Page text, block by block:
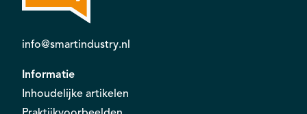
info@smartindustry.nl
Informatie
Inhoudelijke artikelen